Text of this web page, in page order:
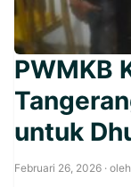
PWMKB
untuk
Februari 26, 2026 · oleh